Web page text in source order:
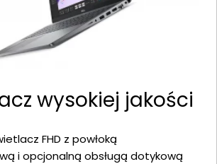
wysokiej jakości
FHD z powłoką
i opcjonalną obsługą dotykową